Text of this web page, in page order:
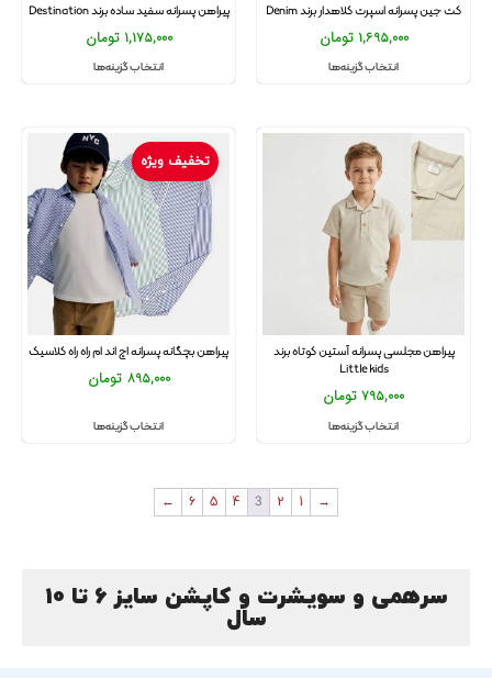
کت جین پسرانه اسپرت کلاهدار برند Denim
1,695,000 تومان
انتخاب گزینه‌ها
پیراهن پسرانه سفید ساده برند Destination
1,175,000 تومان
انتخاب گزینه‌ها
پیراهن مجلسی پسرانه آستین کوتاه برند
Little kids
795,000تومان
انتخاب گزینه‌ها
تخفیف ویژه
پیراهن بچگانه پسرانه اچ اند ام راه راه کلاسیک
895,000 تومان
انتخاب گزینه‌ها
→
1
2
3
4
5
6
←
سرهمی و سویشرت و کاپشن سایز 6 تا 10
سال